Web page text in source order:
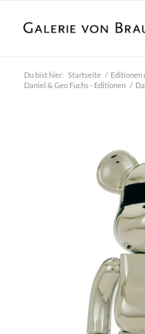
Du bist hier: Startseite / Editionen
Daniel & Geo Fuchs - Editionen /